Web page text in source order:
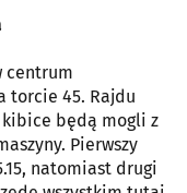
centrum
torcie 45. Rajdu
kibice będą mogli z
Pierwszy
natomiast drugi